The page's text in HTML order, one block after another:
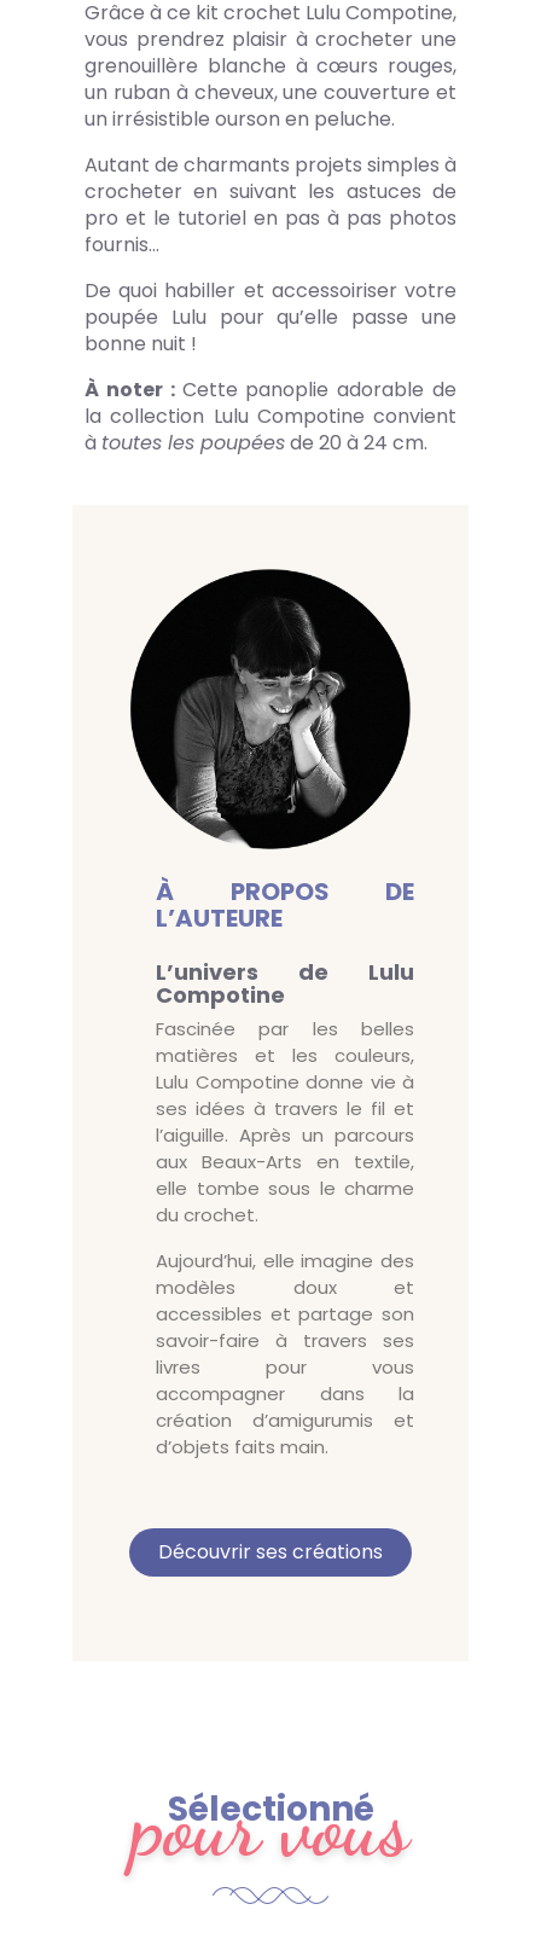
Grâce à ce kit crochet Lulu Compotine,
vous prendrez plaisir à crocheter une
grenouillère blanche à cœurs rouges,
un ruban à cheveux, une couverture et
un irrésistible ourson en peluche.
Autant de charmants projets simples à
crocheter en suivant les astuces de
pro et le tutoriel en pas à pas photos
fournis…
De quoi habiller et accessoiriser votre
poupée Lulu pour qu’elle passe une
bonne nuit !
À noter : Cette panoplie adorable de
la collection Lulu Compotine convient
à toutes les poupéesde 20 à 24 cm.
À PROPOS DE
L’AUTEURE
L’univers de Lulu
Compotine
Fascinée par les belles
matières et les couleurs,
Lulu Compotine donne vie à
ses idées à travers le fil et
l’aiguille. Après un parcours
aux Beaux-Arts en textile,
elle tombe sous le charme
du crochet.
Aujourd’hui, elle imagine des
modèles doux et
accessibles et partage son
savoir-faire à travers ses
livres pour vous
accompagner dans la
création d’amigurumis et
d’objets faits main.
Découvrir ses créations
Sélectionné
pour vous